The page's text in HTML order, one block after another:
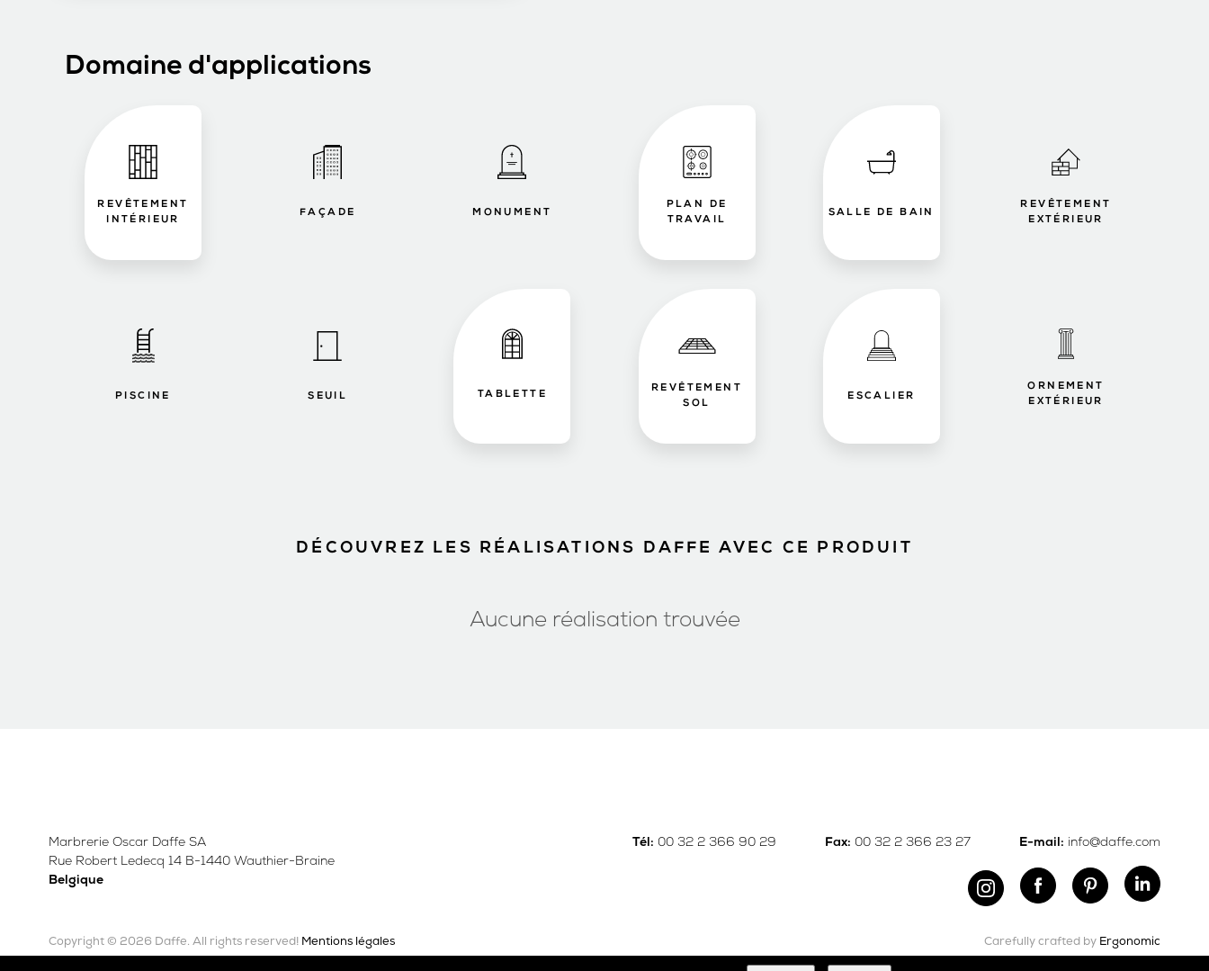
Domaine d'applications
REVÊTEMENT
INTÉRIEUR
FAÇADE MONUMENT
PLAN DE
TRAVAIL
SALLE DE BAIN
REVÊTEMENT
EXTÉRIEUR
PISCINE SEUIL TABLETTE
REVÊTEMENT
SOL
ESCALIER
ORNEMENT
EXTÉRIEUR
DÉCOUVREZ LES RÉALISATIONS DAFFE AVEC CE PRODUIT
Aucune réalisation trouvée
Marbrerie Oscar Daffe SA
Rue Robert Ledecq 14 B-1440 Wauthier-Braine
Belgique
Tél: 00 32 2 366 90 29 Fax: 00 32 2 366 23 27 E-mail: info@daffe.com
Copyright © 2026 Daffe. All rights reserved! Mentions légales Carefully crafted by Ergonomic